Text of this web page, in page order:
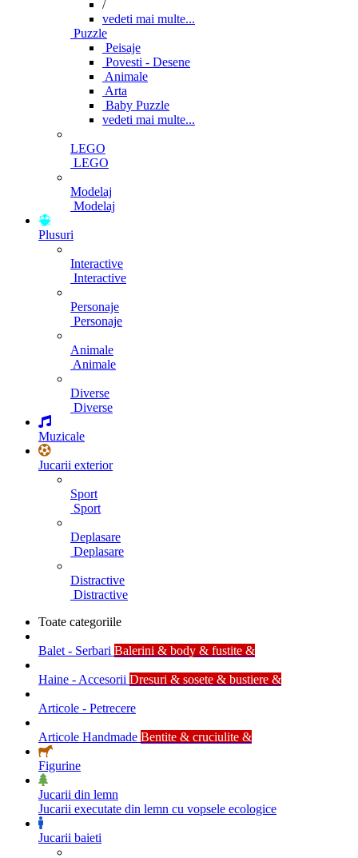
/
vedeti mai multe...
Puzzle
Peisaje
Povesti - Desene
Animale
Arta
Baby Puzzle
vedeti mai multe...
LEGO
LEGO
Modelaj
Modelaj
Plusuri
Interactive
Interactive
Personaje
Personaje
Animale
Animale
Diverse
Diverse
Muzicale
Jucarii exterior
Sport
Sport
Deplasare
Deplasare
Distractive
Distractive
Toate categoriile
Balet - Serbari Balerini & body & fustite &
Haine - Accesorii Dresuri & sosete & bustiere &
Articole - Petrecere
Articole Handmade Bentite & cruciulite &
Figurine
Jucarii din lemn
Jucarii executate din lemn cu vopsele ecologice
Jucarii baieti